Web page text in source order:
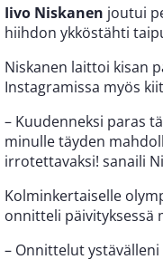
Iivo Niskanen joutui
hiihdon ykköstähti
Niskanen laittoi kisan
Instagramissa myös
– Kuudenneksi paras
minulle täyden
irrotettavaksi! sanaili
Kolminkertaiselle
onnitteli päivityksessä
– Onnittelut